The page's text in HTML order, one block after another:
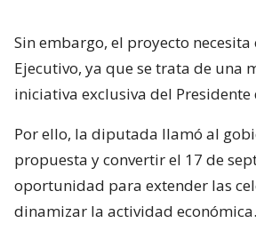
Sin embargo, el proyecto
Ejecutivo, ya que se trata de una
iniciativa exclusiva del Presidente
Por ello, la diputada llamó al
propuesta y convertir el 17 de
oportunidad para extender las
dinamizar la actividad económica.